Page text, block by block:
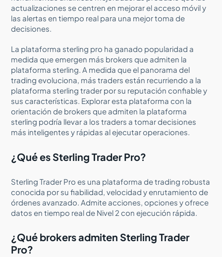
actualizaciones se centren en mejorar el acceso móvil y
las alertas en tiempo real para una mejor toma de
decisiones.
La plataforma sterling pro ha ganado popularidad a
medida que emergen más brokers que admiten la
plataforma sterling. A medida que el panorama del
trading evoluciona, más traders están recurriendo a la
plataforma sterling trader por su reputación confiable y
sus características. Explorar esta plataforma con la
orientación de brokers que admiten la plataforma
sterling podría llevar a los traders a tomar decisiones
más inteligentes y rápidas al ejecutar operaciones.
¿Qué es Sterling Trader Pro?
Sterling Trader Pro es una plataforma de trading robusta
conocida por su fiabilidad, velocidad y enrutamiento de
órdenes avanzado. Admite acciones, opciones y ofrece
datos en tiempo real de Nivel 2 con ejecución rápida.
¿Qué brokers admiten Sterling Trader
Pro?